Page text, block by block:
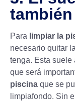
Para limpiar la
necesario quitar
tenga. Esta suele
que será
piscina que se
limpiafondo. Sin